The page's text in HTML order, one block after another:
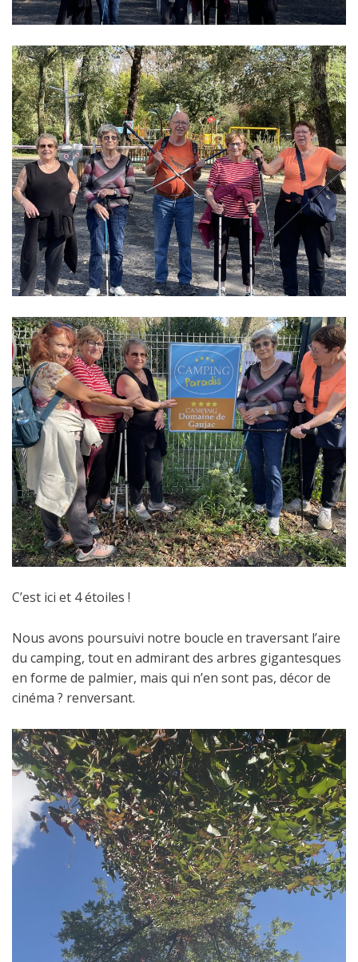
C’est ici et 4 étoiles !
Nous avons poursuivi notre boucle en traversant l’aire
du camping, tout en admirant des arbres gigantesques
en forme de palmier, mais qui n’en sont pas, décor de
cinéma ? renversant.